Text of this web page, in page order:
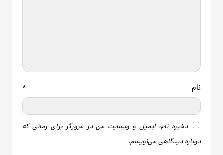
نام *
ذخیره نام، ایمیل و وبسایت من در مرورگر برای زمانی که
دوباره دیدگاهی می‌نویسم.